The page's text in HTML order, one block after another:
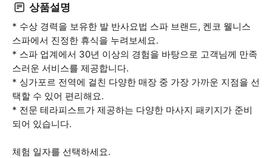
상품설명
* 수상 경력을 보유한 발 반사요법 스파 브랜드, 켄코 웰니스
스파에서 진정한 휴식을 누려보세요.
* 스파 업계에서 30년 이상의 경험을 바탕으로 고객님께 만족
스러운 서비스를 제공합니다.
* 싱가포르 전역에 걸친 다양한 매장 중 가장 가까운 지점을 선
택할 수 있어 편리해요.
* 전문 테라피스트가 제공하는 다양한 마사지 패키지가 준비
되어 있습니다.
체험 일자를 선택하세요.